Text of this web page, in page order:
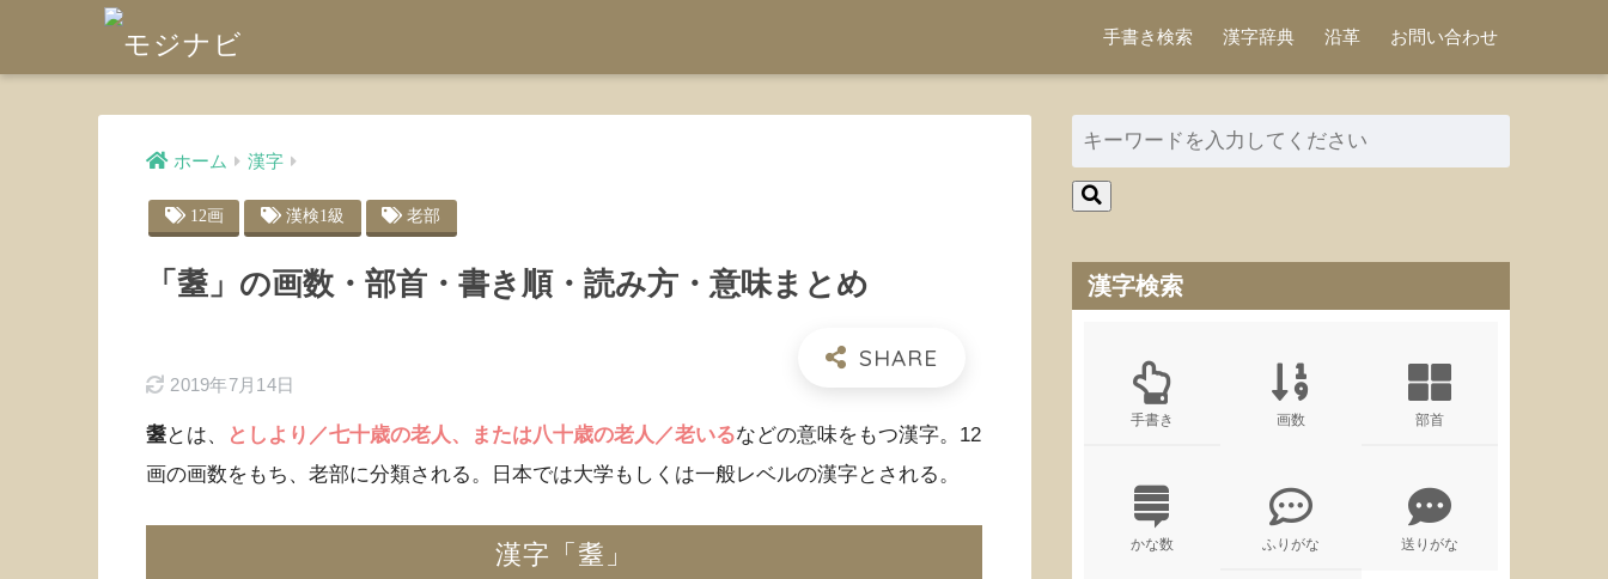
手書き検索 漢字辞典 沿革 お問い合わせ
ホーム 漢字
12画 漢検1級 老部
「耋」の画数・部首・書き順・読み方・意味まとめ
2019年7月14日
耋とは、 としより／七十歳の老人、または八十歳の老人／老いるなどの意味をもつ漢字。12
画の画数をもち、老部に分類される。日本では大学もしくは一般レベルの漢字とされる。
漢字「耋」
漢字検索
手書き 画数 部首
かな数 ふりがな 送りがな